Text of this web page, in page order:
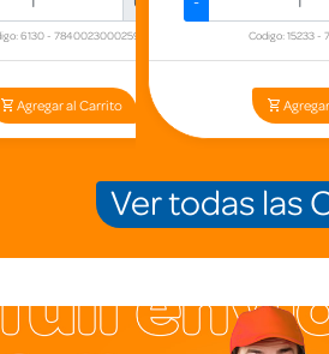
6130 - 7840023000259
Agregar al Carrito
Codigo: 15233 -
Ver todas las